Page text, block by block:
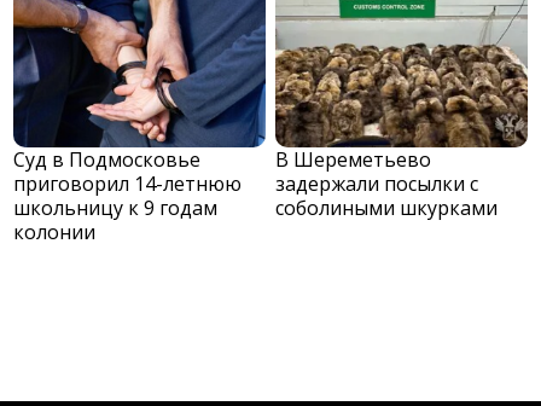
Суд в Подмосковье
приговорил 14-летнюю
школьницу к 9 годам
колонии
В Шереметьево
задержали посылки с
соболиными шкурками